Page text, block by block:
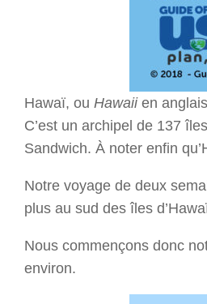
Hawaï, ou Hawaiien
C’est un archipel de 137
Sandwich. À noter enfin
Notre voyage de deux
plus au sud des îles
Nous commençons donc
environ.